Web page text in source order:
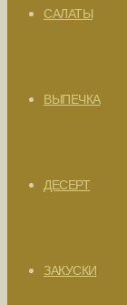
САЛАТЫ
ВЫПЕЧКА
ДЕСЕРТ
ЗАКУСКИ